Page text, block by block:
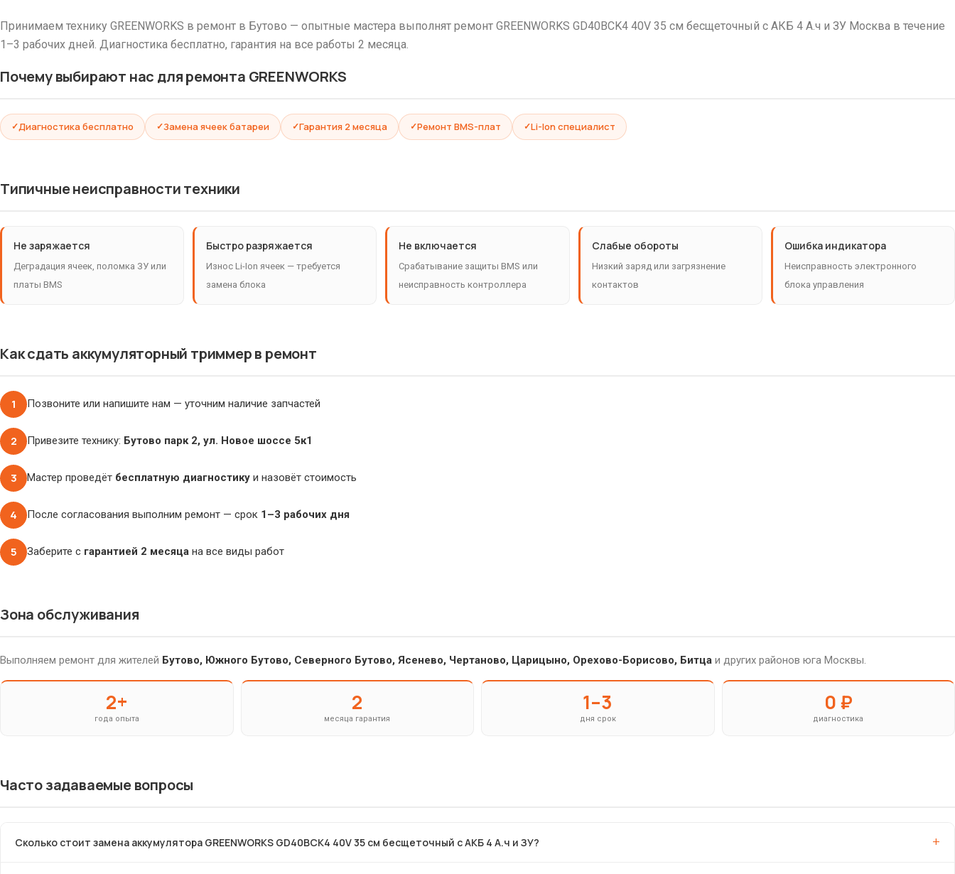
Принимаем технику GREENWORKS в ремонт в Бутово — опытные мастера выполнят ремонт GREENWORKS GD40BCK4 40V 35 см бесщеточный с АКБ 4 А.ч и ЗУ Москва в течение
1–3 рабочих дней. Диагностика бесплатно, гарантия на все работы 2 месяца.
Почему выбирают нас для ремонта GREENWORKS
Диагностика бесплатно Замена ячеек батареи Гарантия 2 месяца Ремонт BMS-плат Li-Ion специалист
Типичные неисправности техники
Не заряжается
Деградация ячеек, поломка ЗУ или
платы BMS
Быстро разряжается
Износ Li-Ion ячеек — требуется
замена блока
Не включается
Срабатывание защиты BMS или
неисправность контроллера
Слабые обороты
Низкий заряд или загрязнение
контактов
Ошибка индикатора
Неисправность электронного
блока управления
Как сдать аккумуляторный триммер в ремонт
1 Позвоните или напишите нам — уточним наличие запчастей
2 Привезите технику: Бутово парк 2, ул. Новое шоссе 5к1
3 Мастер проведёт бесплатную диагностику и назовёт стоимость
4 После согласования выполним ремонт — срок 1–3 рабочих дня
5 Заберите с гарантией 2 месяца на все виды работ
Зона обслуживания
Выполняем ремонт для жителей Бутово, Южного Бутово, Северного Бутово, Ясенево, Чертаново, Царицыно, Орехово-Борисово, Битца и других районов юга Москвы.
2+
года опыта
2
месяца гарантия
1–3
дня срок
0 ₽
диагностика
Часто задаваемые вопросы
Сколько стоит замена аккумулятора GREENWORKS GD40BCK4 40V 35 см бесщеточный с АКБ 4 А.ч и ЗУ?